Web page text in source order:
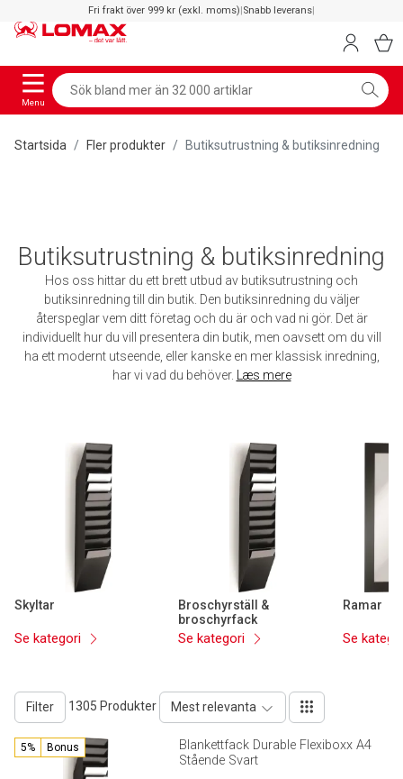
Fri frakt över 999 kr (exkl. moms)|Snabb leverans|
Menu
Startsida Fler produkter Butiksutrustning & butiksinredning
Butiksutrustning & butiksinredning
Hos oss hittar du ett brett utbud av butiksutrustning och
butiksinredning till din butik. Den butiksinredning du väljer
återspeglar vem ditt företag och du är och vad ni gör. Det är
individuellt hur du vill presentera din butik, men oavsett om du vill
ha ett modernt utseende, eller kanske en mer klassisk inredning,
har vi vad du behöver.
Læs mere
Skyltar
Se kategori
Broschyrställ &
broschyrfack
Se kategori
Ramar
Se
Filter 1305 Produkter Mest relevanta
5% Bonus
Blankettfack Durable Flexiboxx A4
Stående Svart